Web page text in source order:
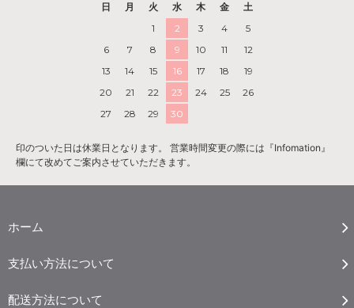
日
月 火 水 木 金
土
1
2 3 4
5
6
7 8 9 10 11
12
13
14 15 16 17 18
19
20
21 22 23 24 25
26
27
28 29 30
印のついた日は休業日となります。 営業時間変更の際には『Infomation』
欄にて改めてご案内させていただきます。
ホーム
支払い方法について
配送方法について